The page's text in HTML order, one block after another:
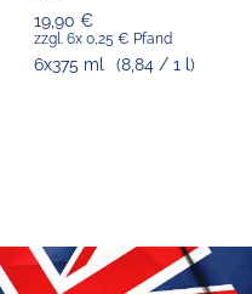
19,90 €
zzgl. 6x 0,25 € Pfand
6x375 ml (8,84 / 1 l)